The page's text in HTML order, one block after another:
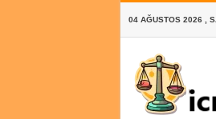
04 AĞUSTOS 2026 ,